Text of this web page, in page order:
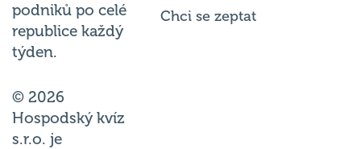
podniků po celé
republice každý
týden.
© 2026
Hospodský kvíz
s.r.o. je
Chci se zeptat